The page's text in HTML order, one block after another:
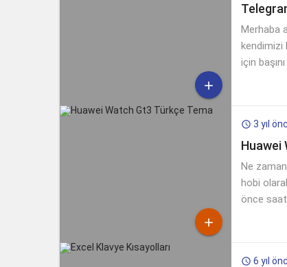

Merhaba
kendimizi
için

 3 yıl
Huawei
Ne
hobi
önce saat
 6 yıl